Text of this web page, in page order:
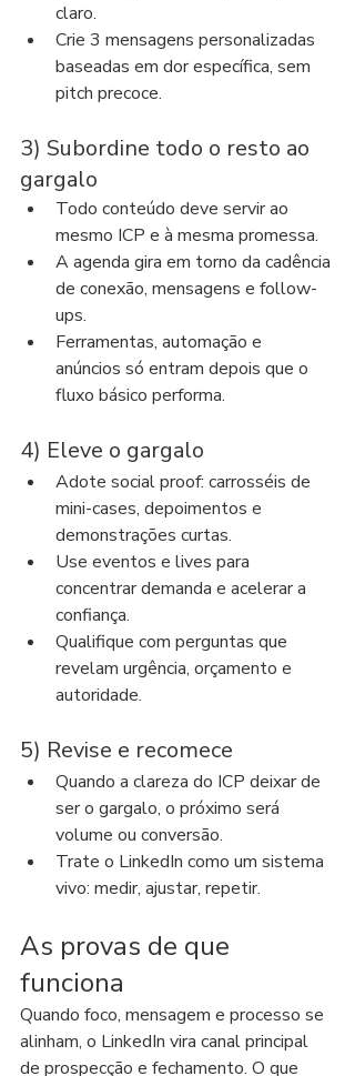
claro.
Crie 3 mensagens personalizadas
baseadas em dor específica, sem
pitch precoce.
3) Subordine todo o resto ao
gargalo
Todo conteúdo deve servir ao
mesmo ICP e à mesma promessa.
A agenda gira em torno da cadência
de conexão, mensagens e follow-
ups.
Ferramentas, automação e
anúncios só entram depois que o
fluxo básico performa.
4) Eleve o gargalo
Adote social proof: carrosséis de
mini-cases, depoimentos e
demonstrações curtas.
Use eventos e lives para
concentrar demanda e acelerar a
confiança.
Qualifique com perguntas que
revelam urgência, orçamento e
autoridade.
5) Revise e recomece
Quando a clareza do ICP deixar de
ser o gargalo, o próximo será
volume ou conversão.
Trate o LinkedIn como um sistema
vivo: medir, ajustar, repetir.
As provas de que
funciona
Quando foco, mensagem e processo se
alinham, o LinkedIn vira canal principal
de prospecção e fechamento. O que